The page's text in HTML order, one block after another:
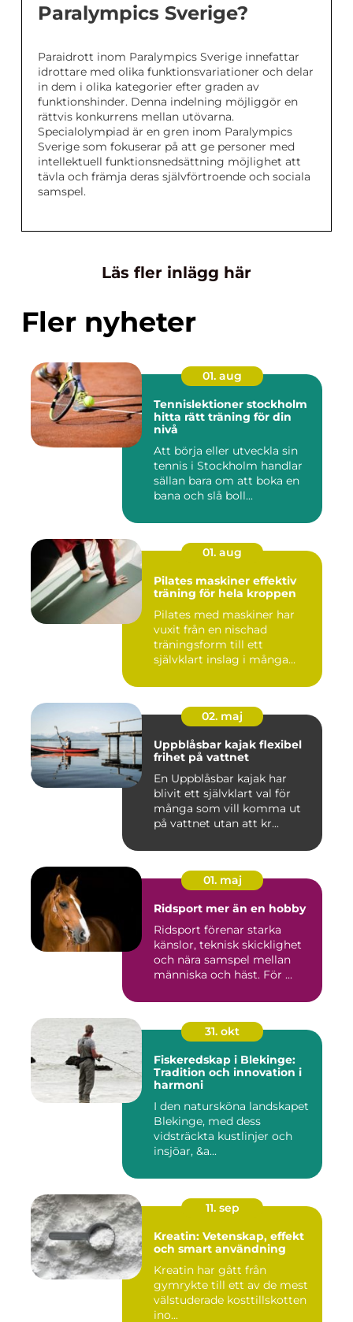
Paralympics Sverige?
Paraidrott inom Paralympics Sverige innefattar
idrottare med olika funktionsvariationer och delar
in dem i olika kategorier efter graden av
funktionshinder. Denna indelning möjliggör en
rättvis konkurrens mellan utövarna.
Specialolympiad är en gren inom Paralympics
Sverige som fokuserar på att ge personer med
intellektuell funktionsnedsättning möjlighet att
tävla och främja deras självförtroende och sociala
samspel.
Läs fler inlägg här
Fler nyheter
01. aug
Tennislektioner stockholm
hitta rätt träning för din
nivå
Att börja eller utveckla sin
tennis i Stockholm handlar
sällan bara om att boka en
bana och slå boll...
01. aug
Pilates maskiner effektiv
träning för hela kroppen
Pilates med maskiner har
vuxit från en nischad
träningsform till ett
självklart inslag i många
02. maj
Uppblåsbar kajak flexibel
frihet på vattnet
En Uppblåsbar kajak har
blivit ett självklart val för
många som vill komma ut
på vattnet utan att kr...
01. maj
Ridsport mer än en hobby
Ridsport förenar starka
känslor, teknisk skicklighet
och nära samspel mellan
människa och häst. För ...
31. okt
Fiskeredskap i Blekinge:
Tradition och innovation i
harmoni
I den natursköna landskapet
Blekinge, med dess
vidsträckta kustlinjer och
insjöar, &a...
11. sep
Kreatin: Vetenskap, effekt
och smart användning
Kreatin har gått från
gymrykte till ett av de mest
välstuderade kosttillskotten
ino...